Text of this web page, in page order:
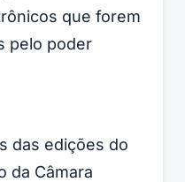
que forem
pelo poder
das edições do
da Câmara